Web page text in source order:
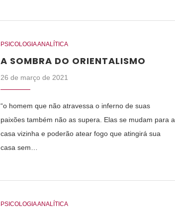
PSICOLOGIA ANALÍTICA
A SOMBRA DO ORIENTALISMO
26 de março de 2021
“o homem que não atravessa o inferno de suas
paixões também não as supera. Elas se mudam para a
casa vizinha e poderão atear fogo que atingirá sua
casa sem…
PSICOLOGIA ANALÍTICA